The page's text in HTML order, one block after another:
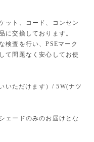
ット、コード、コンセン
に交換しております。
検査を行い、PSEマーク
て問題なく安心してお使
いただけます）/ 5W(ナツ
ェードのみのお届けとな